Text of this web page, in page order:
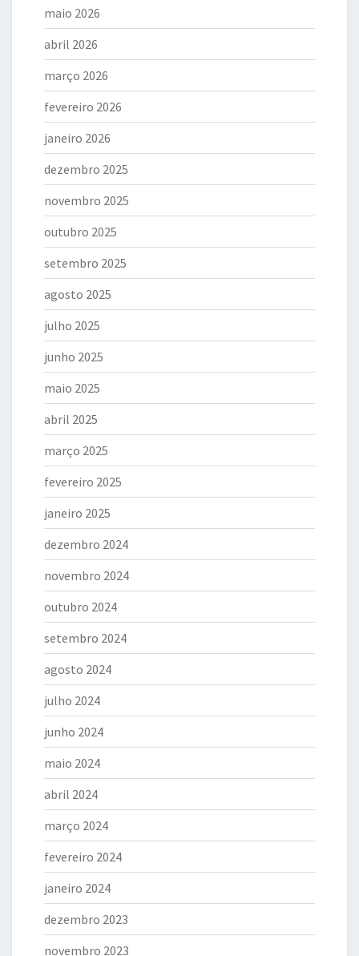
maio 2026
abril 2026
março 2026
fevereiro 2026
janeiro 2026
dezembro 2025
novembro 2025
outubro 2025
setembro 2025
agosto 2025
julho 2025
junho 2025
maio 2025
abril 2025
março 2025
fevereiro 2025
janeiro 2025
dezembro 2024
novembro 2024
outubro 2024
setembro 2024
agosto 2024
julho 2024
junho 2024
maio 2024
abril 2024
março 2024
fevereiro 2024
janeiro 2024
dezembro 2023
novembro 2023